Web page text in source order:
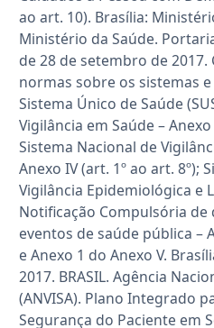
ao art. 10). Brasília:
Ministério da Saúde.
de 28 de setembro de 2017.
normas sobre os sistemas
Sistema Único de Saúde
Vigilância em Saúde –
Sistema Nacional de
Anexo IV (art. 1º ao art. 8º);
Vigilância Epidemiológica e
Notificação Compulsória de
eventos de saúde pública –
e Anexo 1 do Anexo V.
2017. BRASIL. Agência
(ANVISA). Plano Integrado
Segurança do Paciente em